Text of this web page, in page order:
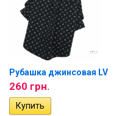
Рубашка джинсовая LV
260 грн.